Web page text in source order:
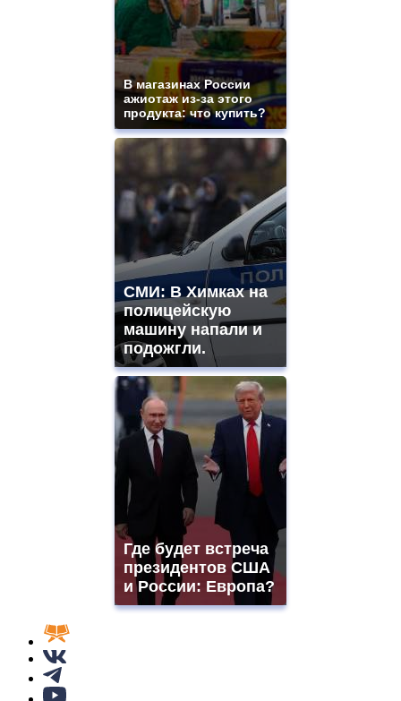
В магазинах России
ажиотаж из-за этого
продукта: что купить?
СМИ: В Химках на
полицейскую
машину напали и
подожгли.
Где будет встреча
президентов США
и России: Европа?